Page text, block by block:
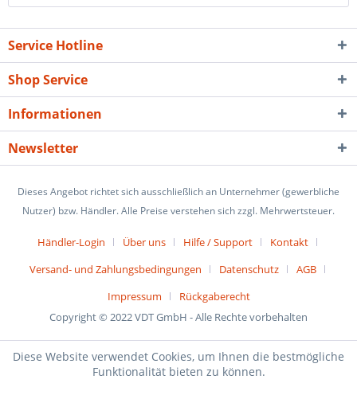
Service Hotline
Shop Service
Informationen
Newsletter
Dieses Angebot richtet sich ausschließlich an Unternehmer (gewerbliche
Nutzer) bzw. Händler. Alle Preise verstehen sich zzgl. Mehrwertsteuer.
Händler-Login Über uns Hilfe / Support
Kontakt
Versand- und Zahlungsbedingungen
Datenschutz
AGB
Impressum
Rückgaberecht
Copyright © 2022 VDT GmbH - Alle Rechte vorbehalten
Diese Website verwendet Cookies, um Ihnen die bestmögliche
Funktionalität bieten zu können.